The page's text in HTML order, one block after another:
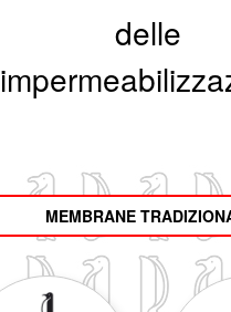
delle
MEMBRANE